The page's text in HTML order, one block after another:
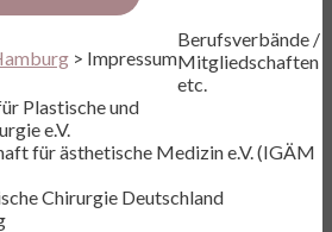
> Impressum
Berufsverbände /
Mitgliedschaften
etc.
Plastische und
e.V.
für ästhetische Medizin e.V. (IGÄM
Chirurgie Deutschland